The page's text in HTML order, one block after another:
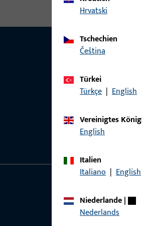
Hrvatski
Tschechien
čeština
Türkei
Türkçe | English
Vereinigtes
English
Italien
Italiano | English
Niederlande|
Nederlands
Allgemeines
Impressum